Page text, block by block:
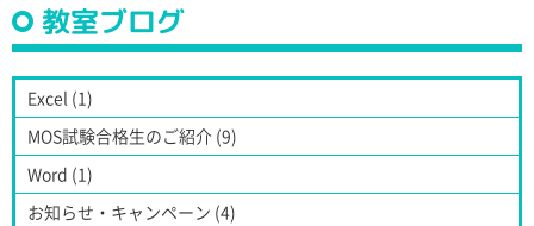
教室ブログ
Excel (1)
MOS試験合格生のご紹介 (9)
Word (1)
お知らせ・キャンペーン (4)